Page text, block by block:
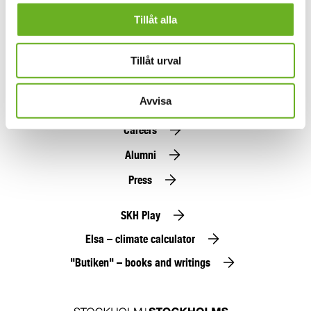
Tillåt alla
Tillåt urval
Avvisa
Find people
Careers
Alumni
Press
SKH Play
Elsa – climate calculator
"Butiken" – books and writings